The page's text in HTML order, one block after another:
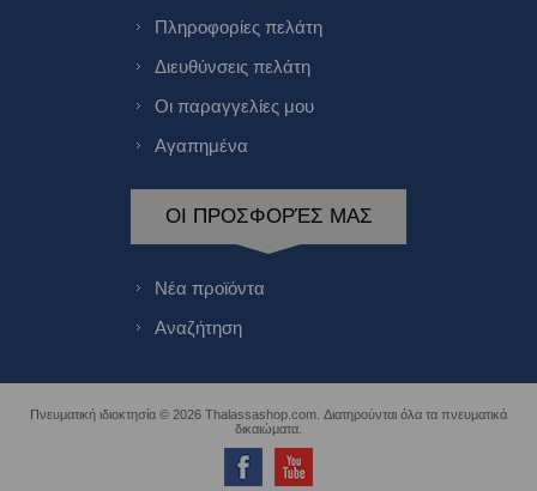
Πληροφορίες πελάτη
Διευθύνσεις πελάτη
Οι παραγγελίες μου
Αγαπημένα
ΟΙ ΠΡΟΣΦΟΡΈΣ ΜΑΣ
Νέα προϊόντα
Αναζήτηση
Πνευματική ιδιοκτησία © 2026 Thalassashop.com. Διατηρούνται όλα τα πνευματικά
δικαιώματα.